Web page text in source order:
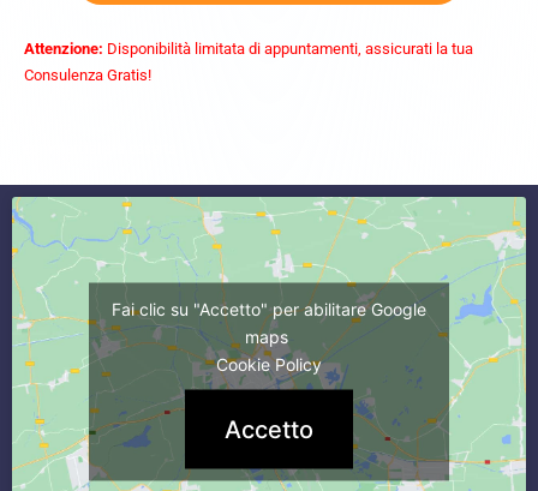
Attenzione: Disponibilità limitata di appuntamenti, assicurati la tua
Consulenza Gratis!
Fai clic su "Accetto" per abilitare Google
maps
Cookie Policy
Accetto